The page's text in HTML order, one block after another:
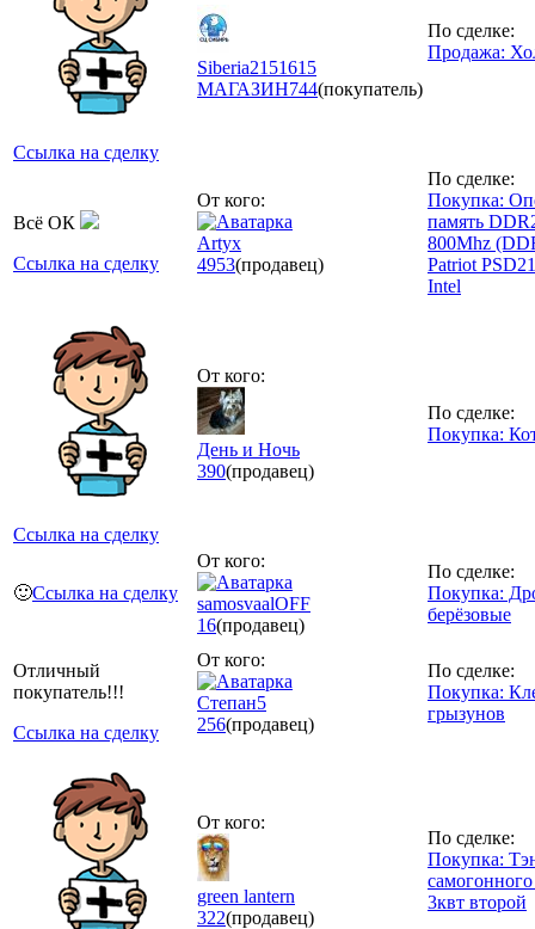
Ссылка на сделку
Siberia2151615
МАГАЗИН744(покупатель)
По сделке:
Продажа:
Всё ОК
Ссылка на сделку
От кого:
Artyx
4953(продавец)
По сделке:
Покупка:
память
800Mhz
Patriot
Intel
Ссылка на сделку
От кого:
День и Ночь
390(продавец)
По сделке:
Покупка:
🙂Ссылка на сделку
От кого:
samosvaalOFF
16(продавец)
По сделке:
Покупка:
берёзовые
Отличный
покупатель!!!
Ссылка на сделку
От кого:
Степан5
256(продавец)
По сделке:
Покупка:
грызунов
От кого:
green lantern
322(продавец)
По сделке:
Покупка:
3квт второй